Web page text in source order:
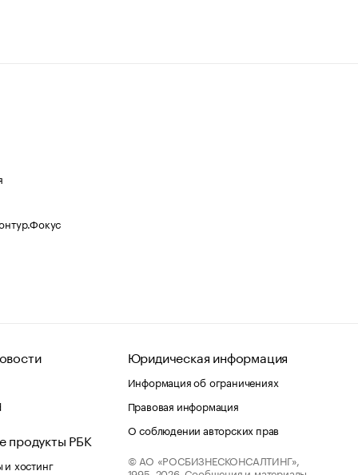
продукты РБК
хостинг
Юридическая информация
Информация об ограничениях
Правовая информация
О соблюдении авторских прав
© АО «РОСБИЗНЕСКОНСАЛТИНГ»,